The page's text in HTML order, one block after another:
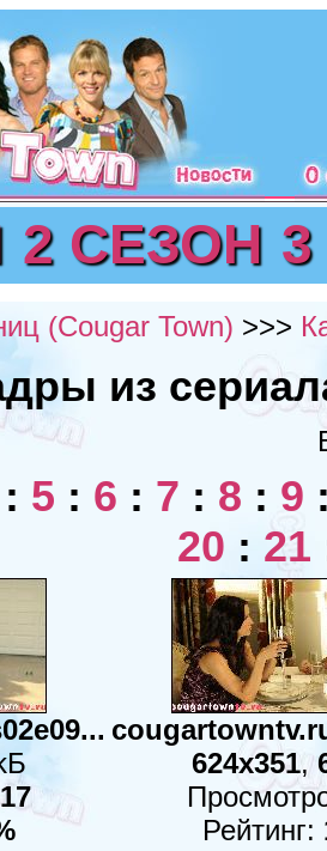
2 СЕЗОН
(Cougar Town) >>>
из
5 : 6 : 7 : 8 : 9 :
20 : 21
17
624x351,
Рейтинг: